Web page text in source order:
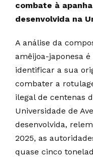
combate à
desenvolvida na
A análise da
amêijoa-japonesa
identificar a sua
combater a
ilegal de centenas
Universidade de
desenvolvida,
2025, as
quase cinco